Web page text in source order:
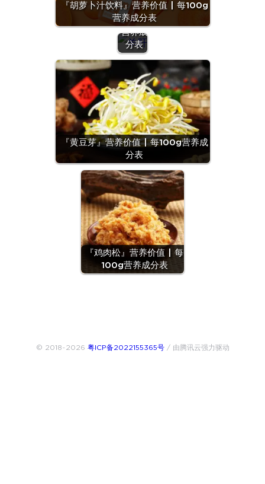
『胡萝卜汁饮料』营养价值 | 每100g
营养成分表
| 每
100g
营养成
分表
『黄豆芽』营养价值 | 每100g营养成
分表
『鸡肉松』营养价值 | 每
100g营养成分表
© 2018~2026 粤ICP备2022155365号/ 由腾讯云强力驱动